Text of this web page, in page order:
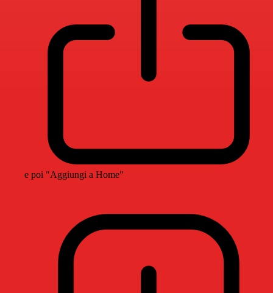
e poi "Aggiungi a Home"